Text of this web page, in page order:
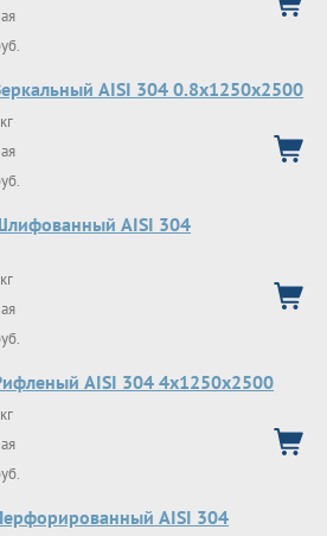
AISI 304 0.8х1250х2500
AISI 304
AISI 304 4х1250х2500
AISI 304